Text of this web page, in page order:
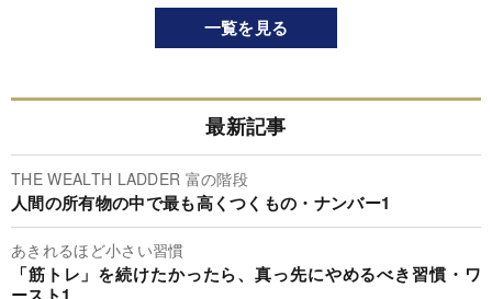
一覧を見る
最新記事
THE WEALTH LADDER 富の階段
人間の所有物の中で最も高くつくもの・ナンバー1
あきれるほど小さい習慣
「筋トレ」を続けたかったら、真っ先にやめるべき習慣・ワ